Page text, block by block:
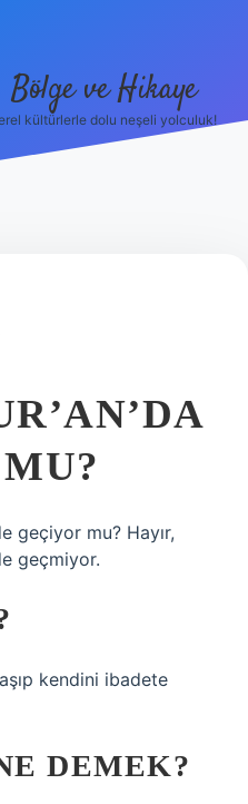
Bölge ve Hikaye
kültürlerle dolu neşeli yolculuk!
geçiyor mu? Hayır,
geçmiyor.
kendini ibadete
DEMEK?